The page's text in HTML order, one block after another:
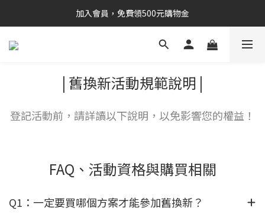
加入會員，免費領500元購物金
| 舊換新活動規範說明 |
登記活動前，請詳讀以下說明，以免影響您的權益！
FAQ、活動資格與購買相關
Q1：一定要買哪個方案才能參加舊換新？